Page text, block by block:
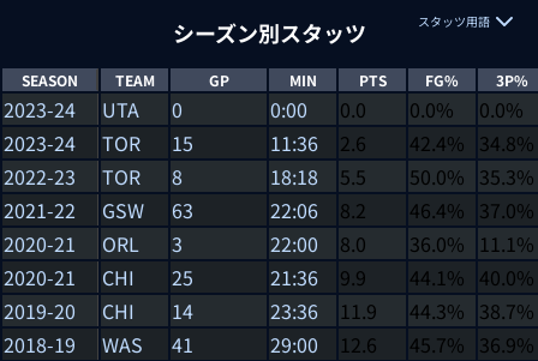
シーズン別スタッツ スタッツ用語
SEASON TEAM GP MIN PTS FG% 3P%
2023-24 UTA 0 0:00 0.0 0.0%
0.0%
2023-24
TOR 15 11:36 2.6 42.4% 34.8%
2022-23
TOR 8 18:18 5.5 50.0% 35.3%
2021-22
GSW 63 22:06 8.2 46.4% 37.0%
2020-21
ORL 3 22:00 8.0 36.0%
11.1%
2020-21
CHI 25 21:36 9.9 44.1% 40.0%
2019-20
CHI 14 23:36 11.9 44.3% 38.7%
2018-19
WAS 41 29:00 12.6 45.7% 36.9%